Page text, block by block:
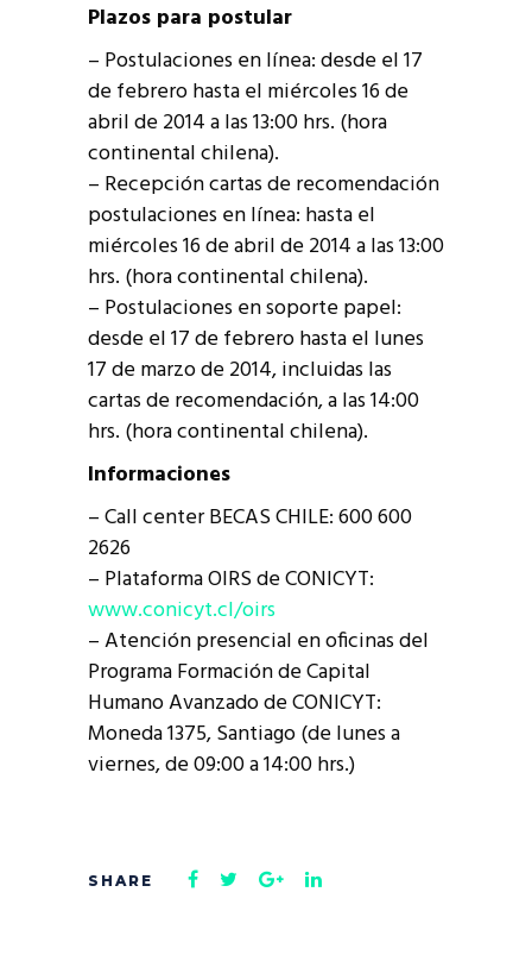
Plazos para postular
– Postulaciones en línea: desde el 17
de febrero hasta el miércoles 16 de
abril de 2014 a las 13:00 hrs. (hora
continental chilena).
– Recepción cartas de recomendación
postulaciones en línea: hasta el
miércoles 16 de abril de 2014 a las 13:00
hrs. (hora continental chilena).
– Postulaciones en soporte papel:
desde el 17 de febrero hasta el lunes
17 de marzo de 2014, incluidas las
cartas de recomendación, a las 14:00
hrs. (hora continental chilena).
Informaciones
– Call center BECAS CHILE: 600 600
2626
– Plataforma OIRS de CONICYT:
www.conicyt.cl/oirs
– Atención presencial en oficinas del
Programa Formación de Capital
Humano Avanzado de CONICYT:
Moneda 1375, Santiago (de lunes a
viernes, de 09:00 a 14:00 hrs.)